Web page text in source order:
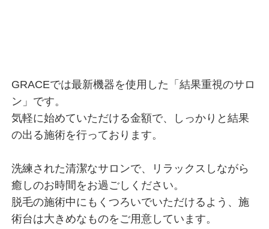
GRACEでは最新機器を使用した「結果重視のサロ
ン」です。
気軽に始めていただける金額で、しっかりと結果
の出る施術を行っております。
洗練された清潔なサロンで、リラックスしながら
癒しのお時間をお過ごしください。
脱毛の施術中にもくつろいでいただけるよう、施
術台は大きめなものをご用意しています。